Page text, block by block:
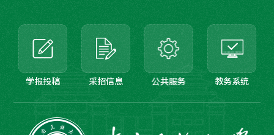
学报投稿 采招信息 公共服务 教务系统